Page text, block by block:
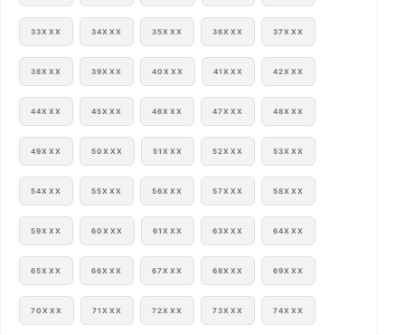
33XXX 34XXX 35XXX 36XXX 37XXX
38XXX 39XXX 40XXX 41XXX 42XXX
44XXX 45XXX 46XXX 47XXX 48XXX
49XXX 50XXX 51XXX 52XXX 53XXX
54XXX 55XXX 56XXX 57XXX 58XXX
59XXX 60XXX 61XXX 63XXX 64XXX
65XXX 66XXX 67XXX 68XXX 69XXX
70XXX 71XXX 72XXX 73XXX 74XXX